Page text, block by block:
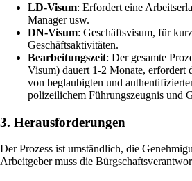
LD-Visum: Erfordert eine
Manager usw.
DN-Visum: Geschäftsvisum, für
Geschäftsaktivitäten.
Bearbeitungszeit: Der gesamte
Visum) dauert 1-2 Monate, erfordert
von beglaubigten und
polizeilichem Führungszeugnis und
3. Herausforderungen
Der Prozess ist umständlich, die
Arbeitgeber muss die